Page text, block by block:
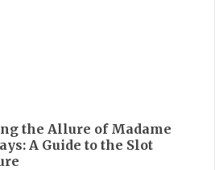
the Allure of Madame
A Guide to the Slot